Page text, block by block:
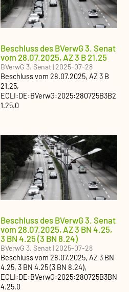
Beschluss des BVerwG 3. Senat
vom 28.07.2025, AZ 3 B 21.25
BVerwG 3. Senat|2025-07-28
Beschlussvom 28.07.2025, AZ3 B
21.25,
ECLI:DE:BVerwG:2025:280725B3B2
1.25.0
Beschluss des BVerwG 3. Senat
vom 28.07.2025, AZ 3 BN 4.25,
3 BN 4.25 (3 BN 8.24)
BVerwG 3. Senat|2025-07-28
Beschlussvom 28.07.2025, AZ3 BN
4.25, 3 BN 4.25 (3 BN 8.24),
ECLI:DE:BVerwG:2025:280725B3BN
4.25.0